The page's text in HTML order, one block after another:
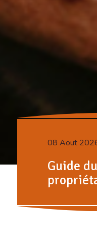
08 Aout
Guide